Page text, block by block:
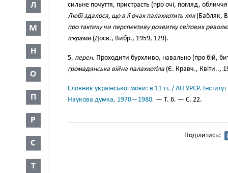
Л
М
Н
О
П
Р
С
Т
сильне почуття, пристрасть (про очі, погляд, обличчя
Любі здалося, що в її очах палахкотить ляк(Бабляк,
про тактику чи перспективу розвитку світових
іскрами (Досв., Вибр., 1959, 129).
5. перен. Проходити бурхливо, навально (про бій,
громадянська війна палахкотіла (Є. Кравч., Квіти..,
Словник української мови: в 11 тт. / АН УРСР.
Наукова думка, 1970—1980. — Т. 6. — С. 22.
Поділитись: